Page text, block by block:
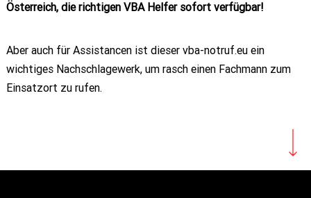
Österreich, die richtigen VBA Helfer sofort verfügbar!
Aber auch für Assistancen ist dieser vba-notruf.eu ein
wichtiges Nachschlagewerk, um rasch einen Fachmann zum
Einsatzort zu rufen.